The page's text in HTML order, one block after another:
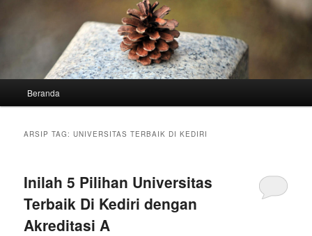
Beranda
ARSIP TAG:UNIVERSITAS TERBAIK DI KEDIRI
Inilah 5 Pilihan Universitas
Terbaik Di Kediri dengan
Akreditasi A